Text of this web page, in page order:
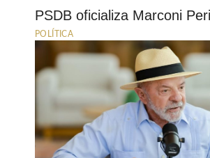
PSDB oficializa Marconi
POLÍTICA